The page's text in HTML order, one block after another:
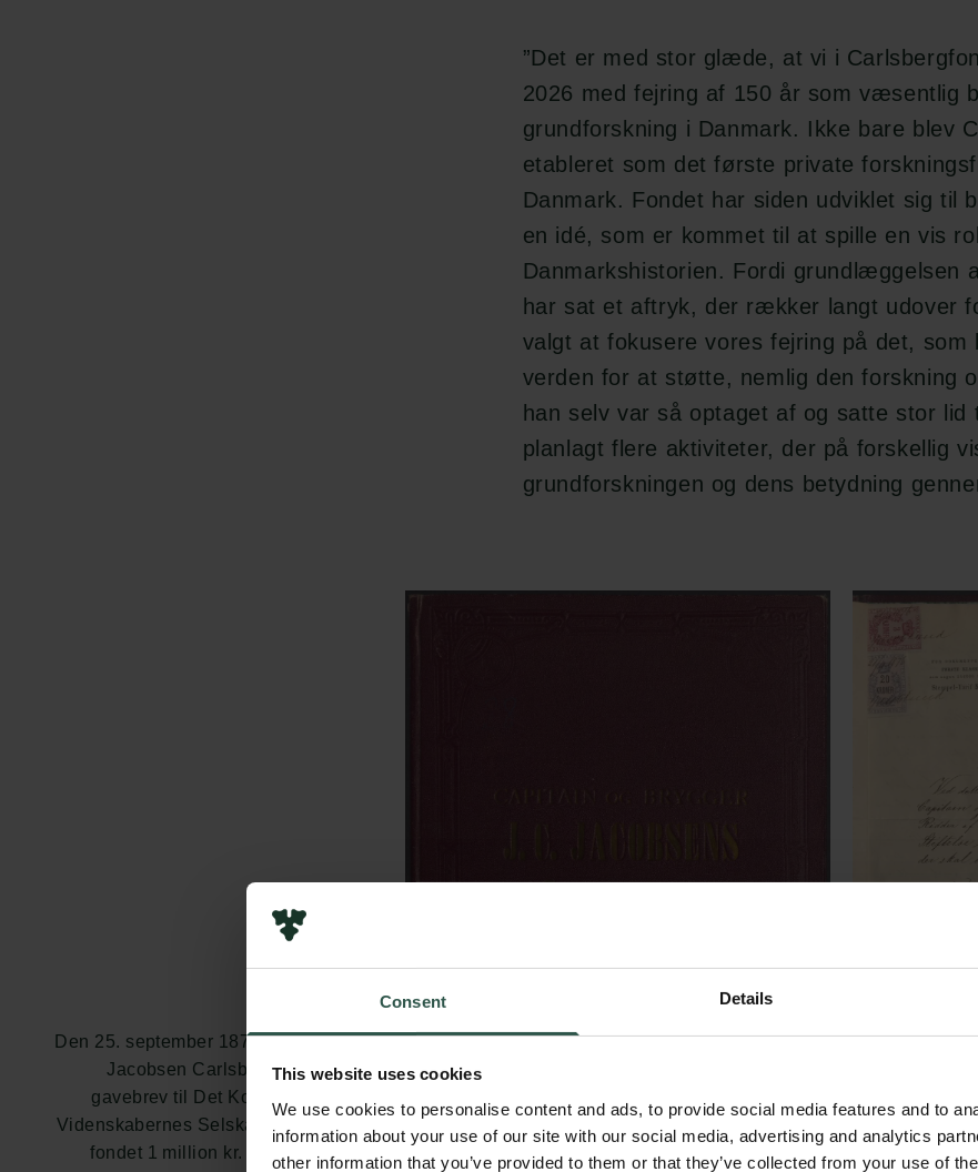
Consent Details
This website uses cookies
We use cookies to personalise content and ads, to provide social media features and to
information about your use of our site with our social media, advertising and analytics
other information that you’ve provided to them or that they’ve collected from your use of
”Det er med stor glæde, at vi i
2026 med fejring af 150 år som væsentlig
grundforskning i Danmark. Ikke bare blev
etableret som det første private
Danmark. Fondet har siden udviklet sig til
en idé, som er kommet til at spille en vis
Danmarkshistorien. Fordi grundlæggelsen
har sat et aftryk, der rækker langt udover
valgt at fokusere vores fejring på det, som
verden for at støtte, nemlig den forskning
han selv var så optaget af og satte stor lid
planlagt flere aktiviteter, der på forskellig
grundforskningen og dens betydning
Den 25. september 1876 oprettede J.C.
Jacobsen Carlsbergfondet ved et
gavebrev til Det Kongelige Danske
Videnskabernes Selskab og skænkede
fondet 1 million kr. Med bryggerens